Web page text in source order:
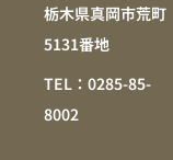
栃木県真岡市荒町
5131番地
TEL：0285-85-
8002